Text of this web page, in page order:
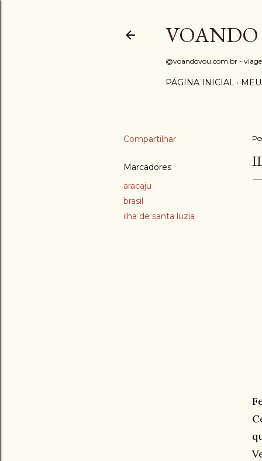
@voandovou.com.br -
PÁGINA INICIAL
Compartilhar
Marcadores
aracaju
brasil
ilha de santa luzia